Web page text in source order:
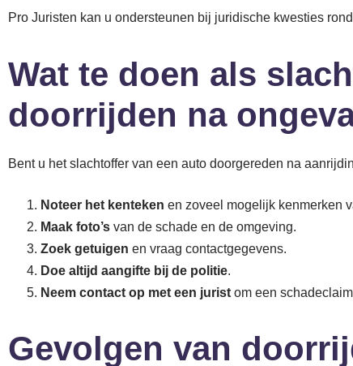
Pro Juristen kan u ondersteunen bij juridische kwesties
Wat te doen als
doorrijden na
Bent u het slachtoffer van een auto doorgereden na
Noteer het kenteken en zoveel mogelijk kenmerken
Maak foto’s van de schade en de omgeving.
Zoek getuigen en vraag contactgegevens.
Doe altijd aangifte bij de politie.
Neem contact op met een jurist om een
Gevolgen van